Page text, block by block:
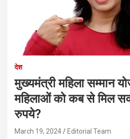
देश
मुख्यमंत्री महिला सम्मान
महिलाओं को कब से मिल
रुपये?
March 19, 2024 Editorial Team